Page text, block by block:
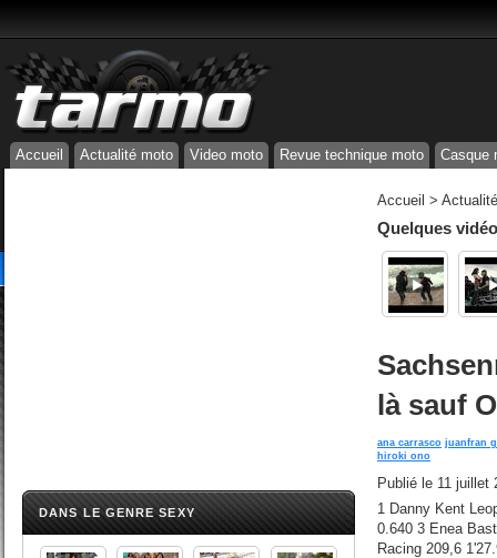
Accueil Actualité moto Video moto Revue technique moto Casque
DANS LE GENRE SEXY
Accueil >
Quelques
là sauf
ana carrasco juanfran
hiroki ono
Publié le 11 juillet
1 Danny Kent
0.640 3 Enea
Racing 209,6